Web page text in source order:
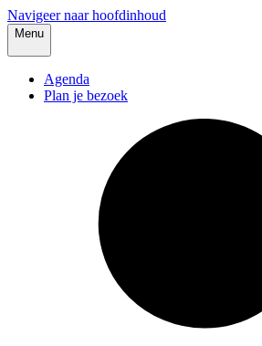
Navigeer naar hoofdinhoud
Menu
Agenda
Plan je bezoek